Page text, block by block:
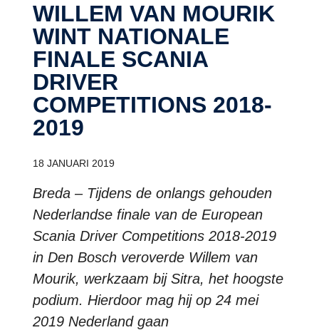
WILLEM VAN MOURIK
WINT NATIONALE
FINALE SCANIA
DRIVER
COMPETITIONS 2018-
2019
18 JANUARI 2019
Breda – Tijdens de onlangs gehouden
Nederlandse finale van de European
Scania Driver Competitions 2018-2019
in Den Bosch veroverde Willem van
Mourik, werkzaam bij Sitra, het hoogste
podium. Hierdoor mag hij op 24 mei
2019 Nederland gaan